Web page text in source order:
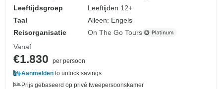
Leeftijdsgroep
Leeftijden 12+
Taal
Alleen: Engels
Reisorganisatie
On The Go Tours
Vanaf
€1.830
per persoon
Aanmelden to unlock savings
Prijs gebaseerd op privé tweepersoonskamer